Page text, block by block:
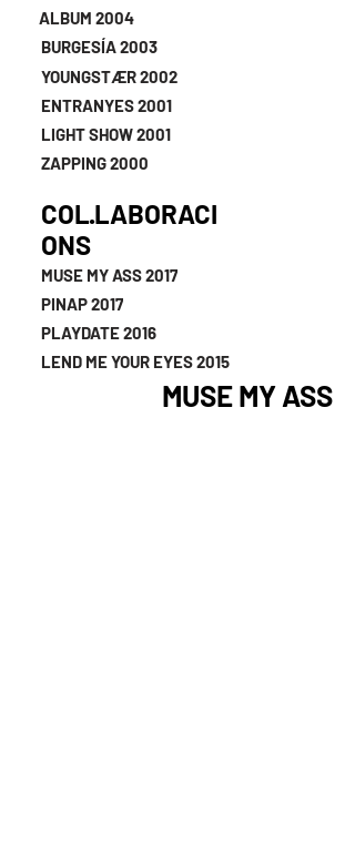
ALBUM 2004
BURGESÍA 2003
YOUNGSTÆR 2002
ENTRANYES 2001
LIGHT SHOW 2001
ZAPPING 2000
COL·LABORACI
ONS
MUSE MY ASS 2017
PINAP 2017
PLAYDATE 2016
LEND ME YOUR EYES 2015
MUSE MY ASS